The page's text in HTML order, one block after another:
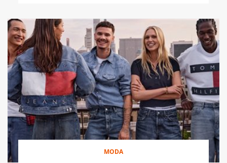
MODA